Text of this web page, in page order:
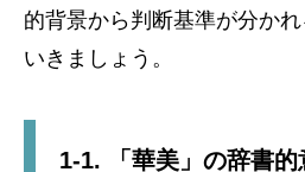
的背景から判断基準が分か
いきましょう。
1-1. 「華美」の辞書